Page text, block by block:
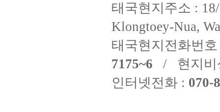
태국현지주소 :
Klongtoey-Nua,
태국현지전화번
7175~6 / 현지비
인터넷전화 : 070-